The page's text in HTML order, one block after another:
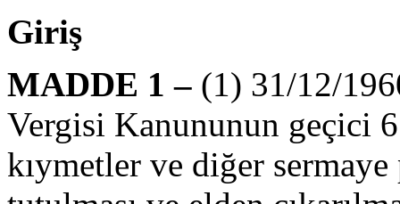
Giriş
MADDE 1 – (1) 31/12/
Vergisi Kanununun geçici
kıymetler ve diğer sermaye